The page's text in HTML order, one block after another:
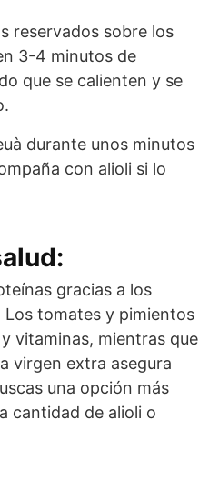
reservados sobre los
3-4 minutos de
que se calienten y se
durante unos minutos
con alioli si lo
gracias a los
Los tomates y pimientos
vitaminas, mientras que
virgen extra asegura
una opción más
cantidad de alioli o